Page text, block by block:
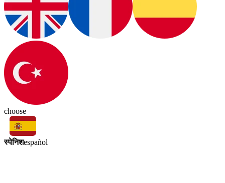
choose
स्पेनिशespañol